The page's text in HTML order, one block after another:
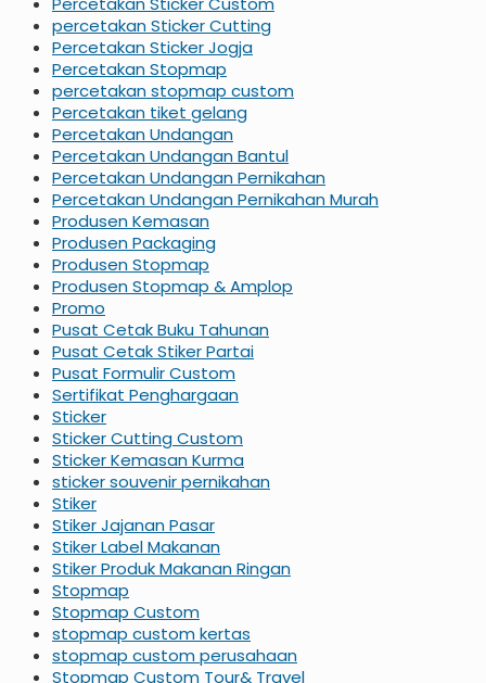
percetakan Sticker Cutting
Percetakan Sticker Jogja
Percetakan Stopmap
percetakan stopmap custom
Percetakan tiket gelang
Percetakan Undangan
Percetakan Undangan Bantul
Percetakan Undangan Pernikahan
Percetakan Undangan Pernikahan Murah
Produsen Kemasan
Produsen Packaging
Produsen Stopmap
Produsen Stopmap & Amplop
Promo
Pusat Cetak Buku Tahunan
Pusat Cetak Stiker Partai
Pusat Formulir Custom
Sertifikat Penghargaan
Sticker
Sticker Cutting Custom
Sticker Kemasan Kurma
sticker souvenir pernikahan
Stiker
Stiker Jajanan Pasar
Stiker Label Makanan
Stiker Produk Makanan Ringan
Stopmap
Stopmap Custom
stopmap custom kertas
stopmap custom perusahaan
Stopmap Custom Tour& Travel